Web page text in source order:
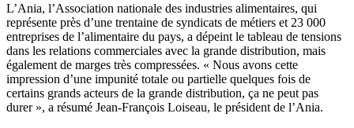
L’Ania, l’Association nationale des industries alimentaires, qui
représente près d’une trentaine de syndicats de métiers et 23 000
entreprises de l’alimentaire du pays, a dépeint le tableau de tensions
dans les relations commerciales avec la grande distribution, mais
également de marges très compressées. « Nous avons cette
impression d’une impunité totale ou partielle quelques fois de
certains grands acteurs de la grande distribution, ça ne peut pas
durer », a résumé Jean-François Loiseau, le président de l’Ania.